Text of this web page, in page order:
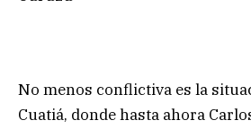
No menos conflictiva es la
Cuatiá, donde hasta ahora